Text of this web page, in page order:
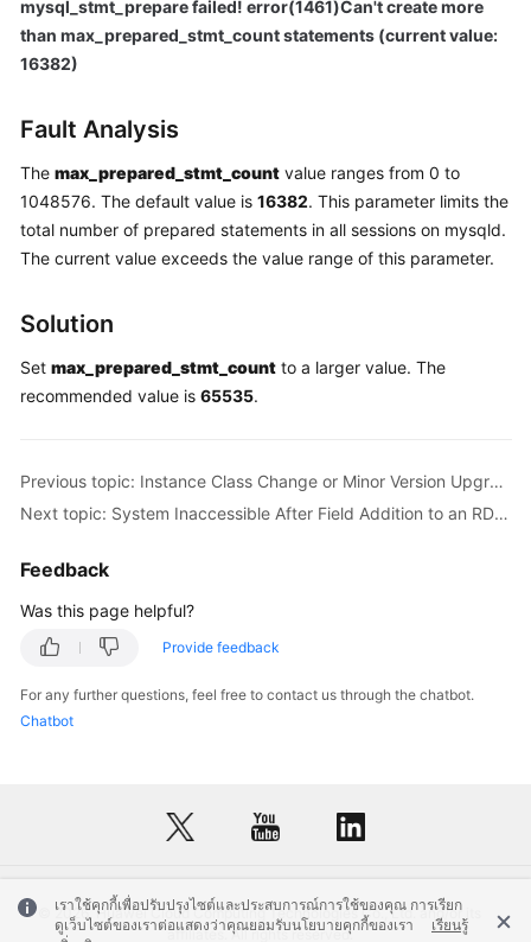
Guide
Best
Performance
White
Paper
API
SDK
Reference
Troubleshooting
Videos
Glossary
More
Documents
Responsibilities
mysql_stmt_prepare failed! error(1461)Can't create more
than max_prepared_stmt_count statements (current value:
16382)
Fault Analysis
The max_prepared_stmt_count value ranges from 0 to
1048576. The default value is 16382. This parameter limits the
total number of prepared statements in all sessions on mysqld.
The current value exceeds the value range of this parameter.
Solution
Set max_prepared_stmt_count to a larger value. The
recommended value is 65535.
Previous topic: Instance Class Change or Minor Version Upgrade Failure Caused by Long Transactions
Next topic: System Inaccessible After Field Addition to an RDS for MySQL Database Table
Feedback
Was this page helpful?
Provide feedback
For any further questions, feel free to contact us through the chatbot.
Chatbot
เราใช้คุกกี้เพื่อปรับปรุงไซต์และประสบการณ์การใช้ของคุณ การเรียก
ดูเว็บไซต์ของเราต่อแสดงว่าคุณยอมรับนโยบายคุกกี้ของเรา
เรียนรู้
© 2026, Huawei Cloud Computing Technologies Co., Ltd. and/or its
affiliates. All rights reserved.